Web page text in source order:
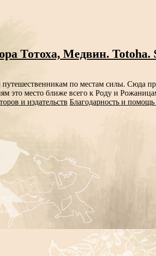
Тотоха, Медвин. Totoha.
по местам силы. Сюда
это место ближе всего к Роду и
и издательств Благодарность и помощь